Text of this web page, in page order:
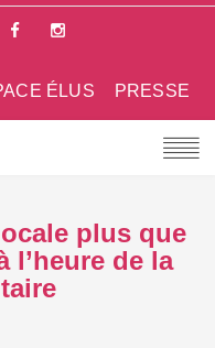
PRESSE
ÉLUS
plus que
l’heure de la